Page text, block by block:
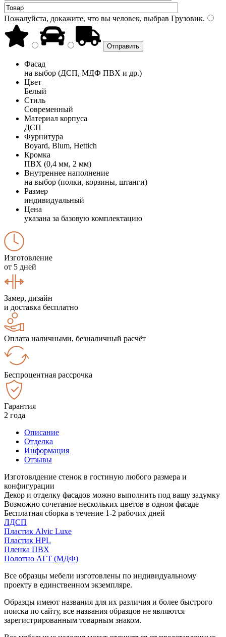
Пожалуйста, докажите, что вы человек, выбрав Грузовик.
Фасад
на выбор (ДСП, МДФ ПВХ и др.)
Цвет
Белый
Стиль
Современный
Материал корпуса
ДСП
Фурнитура
Boyard, Blum, Hettich
Кромка
ПВХ (0,4 мм, 2 мм)
Внутреннее наполнение
на выбор (полки, корзины, штанги)
Размер
индивидуальный
Цена
указана за базовую комплектацию
Изготовление
от 5 дней
Замер, дизайн
и доставка бесплатно
Оплата наличными, безналичный расчёт
Беспроцентная рассрочка
Гарантия
2 года
Описание
Отделка
Информация
Отзывы
Изготовлдение стенок в гостиную любого размера и
конфигурации
Декор и отделку фасадов можно выполнить под вашу задумку
Возможно сочетание нескольких цветов в одном фасаде
Бесплатная сборка в течение 1-2 рабочих дней
ЛДСП
Пластик Alvic Luxe
Пластик HPL
Пленка ПВХ
Полотно АГТ (МДФ)
Все образцы мебели изготовлены по индивидуальному
проекту в единственном экземпляре.
Образцы имеют названия для их различия и более быстрого
поиска по сайту, все названия образцов не являются
зарегистрированным товарным знаком.